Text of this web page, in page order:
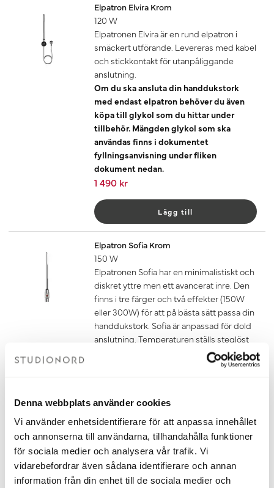
Denna webbplats använder cookies
Vi använder enhetsidentifierare för att anpassa innehållet
och annonserna till användarna, tillhandahålla funktioner
för sociala medier och analysera vår trafik. Vi
vidarebefordrar även sådana identifierare och annan
information från din enhet till de sociala medier och
Elpatron Elvira Krom
120 W
Elpatronen Elvira är en rund elpatron i
smäckert utförande. Levereras med kabel
och stickkontakt för utanpåliggande
anslutning.
Om du ska ansluta din handdukstork
med endast elpatron behöver du även
köpa till glykol som du hittar under
tillbehör. Mängden glykol som ska
användas finns i dokumentet
fyllningsanvisning under fliken
dokument nedan.
1 490 kr
Lägg till
Elpatron Sofia Krom
150 W
Elpatronen Sofia har en minimalistiskt och
diskret yttre men ett avancerat inre. Den
finns i tre färger och två effekter (150W
eller 300W) för att på bästa sätt passa din
handdukstork. Sofia är anpassad för dold
anslutning. Temperaturen ställs steglöst
in mellan 10-65 grader eller med hjälp av
köpa till glykol som du hittar under
tillbehör. Mängden glykol som ska
användas finns i dokumentet
fyllningsanvisning under fliken
dokument nedan.
1 850 kr